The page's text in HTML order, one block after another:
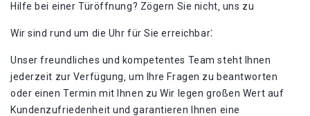
Hilfe bei einer Türöffnung? Zögern Sie nicht‚ uns zu
Wir sind rund um die Uhr für Sie erreichbar⁚
Unser freundliches und kompetentes Team steht Ihnen
jederzeit zur Verfügung‚ um Ihre Fragen zu beantworten
oder einen Termin mit Ihnen zu Wir legen großen Wert auf
Kundenzufriedenheit und garantieren Ihnen eine